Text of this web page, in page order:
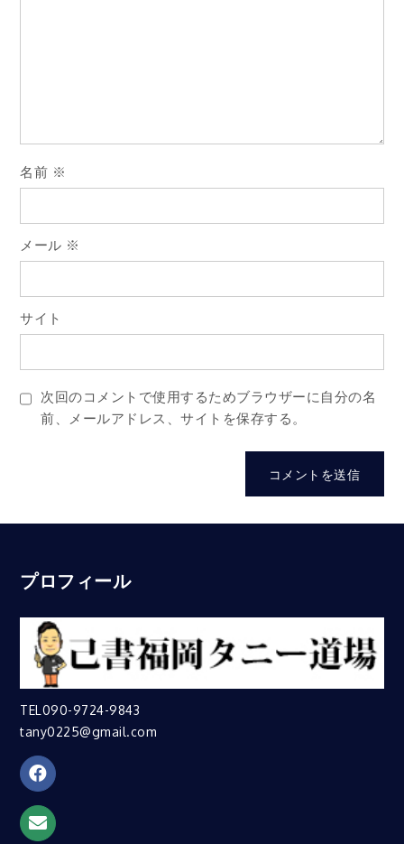
名前 ※
メール ※
サイト
次回のコメントで使用するためブラウザーに自分の名
前、メールアドレス、サイトを保存する。
プロフィール
TEL090-9724-9843
tany0225@gmail.com